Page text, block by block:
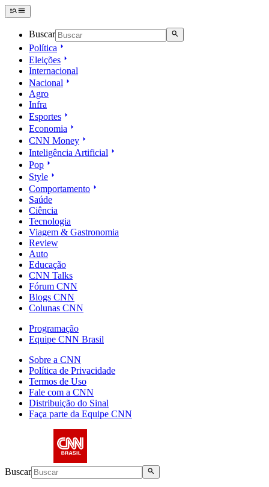
Buscar
Política
Eleições
Internacional
Nacional
Agro
Infra
Esportes
Economia
CNN Money
Inteligência Artificial
Pop
Style
Comportamento
Saúde
Ciência
Tecnologia
Viagem & Gastronomia
Review
Auto
Educação
CNN Talks
Fórum CNN
Blogs CNN
Colunas CNN
Programação
Equipe CNN Brasil
Sobre a CNN
Política de Privacidade
Termos de Uso
Fale com a CNN
Distribuição do Sinal
Faça parte da Equipe CNN
Buscar